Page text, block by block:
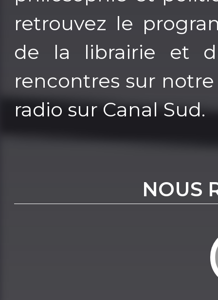
retrouvez le
de la librairie et
rencontres sur
radio sur Canal Sud.
NOUS